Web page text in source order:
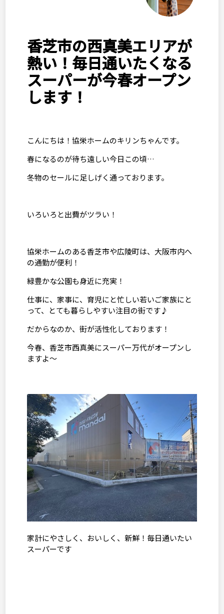
香芝市の西真美エリアが
熱い！毎日通いたくなる
スーパーが今春オープン
します！
こんにちは！協栄ホームのキリンちゃんです。
春になるのが待ち遠しい今日この頃…
冬物のセールに足しげく通っております。
いろいろと出費がツラい！
協栄ホームのある香芝市や広陵町は、大阪市内へ
の通勤が便利！
緑豊かな公園も身近に充実！
仕事に、家事に、育児にと忙しい若いご家族にと
って、とても暮らしやすい注目の街です♪
だからなのか、街が活性化しております！
今春、香芝市西真美にスーパー万代がオープンし
ますよ～
家計にやさしく、おいしく、新鮮！毎日通いたい
スーパーです